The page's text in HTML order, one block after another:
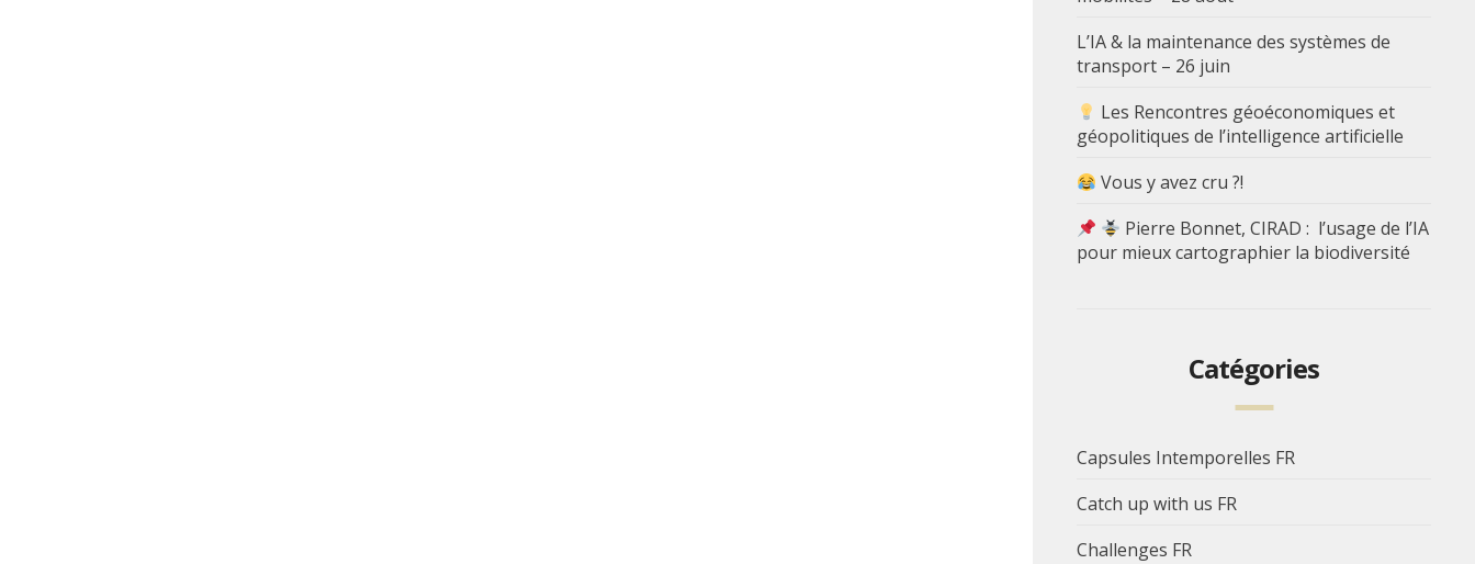
L’IA & la maintenance des systèmes de
transport – 26 juin
Les Rencontres géoéconomiques et
géopolitiques de l’intelligence artificielle
Vous y avez cru ?!
Pierre Bonnet, CIRAD : l’usage de l’IA
pour mieux cartographier la biodiversité
Catégories
Capsules Intemporelles FR
Catch up with us FR
Challenges FR